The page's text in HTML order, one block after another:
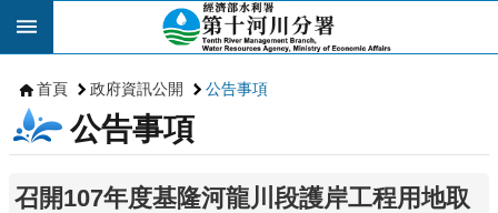
跳到主要內容區塊
首頁 政府資訊公開 公告事項
公告事項
召開107年度基隆河龍川段護岸工程用地取